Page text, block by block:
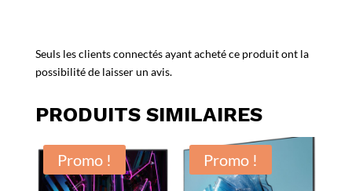
Seuls les clients connectés ayant acheté ce produit ont la
possibilité de laisser un avis.
PRODUITS SIMILAIRES
Promo ! Promo !